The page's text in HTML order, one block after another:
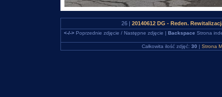
26 | 20140612 DG - Reden.
<-/->Poprzednie zdjęcie / Następne zdjęcie | Backspace Strona
Całkowita ilość zdjęć: 30 | Strona